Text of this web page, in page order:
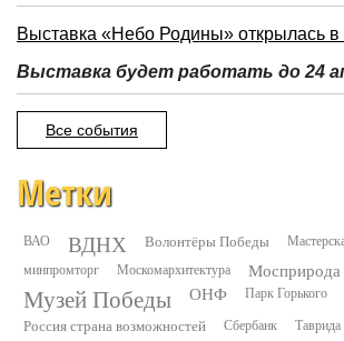
Выставка «Небо Родины» открылась
Выставка будет работать до 24
Все события
Метки
ВАО ВДНХ Волонтёры Победы
минпромторг
Москомархитектура Мосприрода
Музей Победы ОНФ Парк Горького
Россия страна возможностей Сбербанк Таврида